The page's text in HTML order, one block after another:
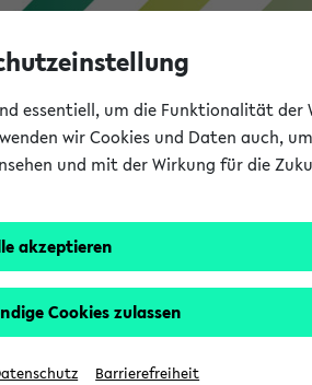
im eKVV
möchten. Bitte beachten
essentiell, um die Funktionalität
wir Cookies und Daten auch,
und mit der Wirkung für die
akzeptieren
Cookies zulassen
Barrierefreiheit